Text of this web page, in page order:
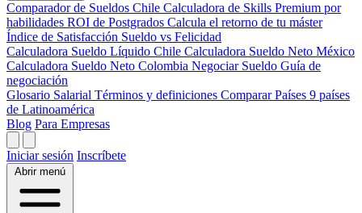
Comparador de Sueldos Chile Calculadora de Skills Premium por
habilidades ROI de Postgrados Calcula el retorno de tu máster
Índice de Satisfacción Sueldo vs Felicidad
Calculadora Sueldo Líquido Chile Calculadora Sueldo Neto México
Calculadora Sueldo Neto Colombia Negociar Sueldo Guía de
negociación
Glosario Salarial Términos y definiciones Comparar Países 9 países
de Latinoamérica
Blog Para Empresas
Iniciar sesión Inscríbete
Abrir menú